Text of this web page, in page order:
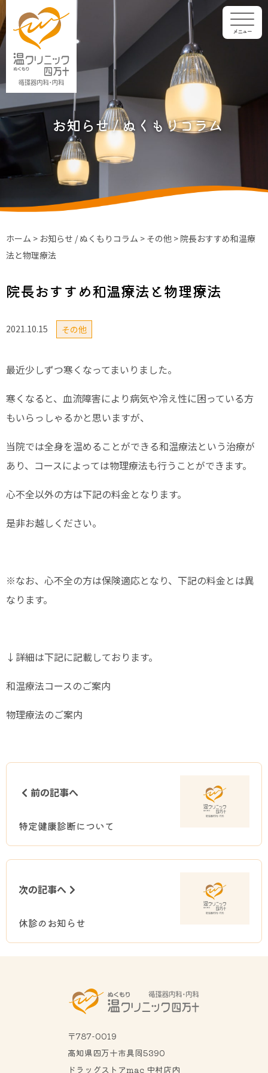
メニュー
お知らせ / ぬくもりコラム
ホーム > お知らせ / ぬくもりコラム > その他 > 院長おすすめ和温療
法と物理療法
院長おすすめ和温療法と物理療法
2021.10.15 その他
最近少しずつ寒くなってまいりました。
寒くなると、血流障害により病気や冷え性に困っている方
もいらっしゃるかと思いますが、
当院では全身を温めることができる和温療法という治療が
あり、コースによっては物理療法も行うことができます。
心不全以外の方は下記の料金となります。
是非お越しください。
※なお、心不全の方は保険適応となり、下記の料金とは異
なります。
↓詳細は下記に記載しております。
和温療法コースのご案内
物理療法のご案内
前の記事へ
特定健康診断について
次の記事へ
休診のお知らせ
〒787-0019
高知県四万十市具同5390
ドラッグストアmac 中村店内